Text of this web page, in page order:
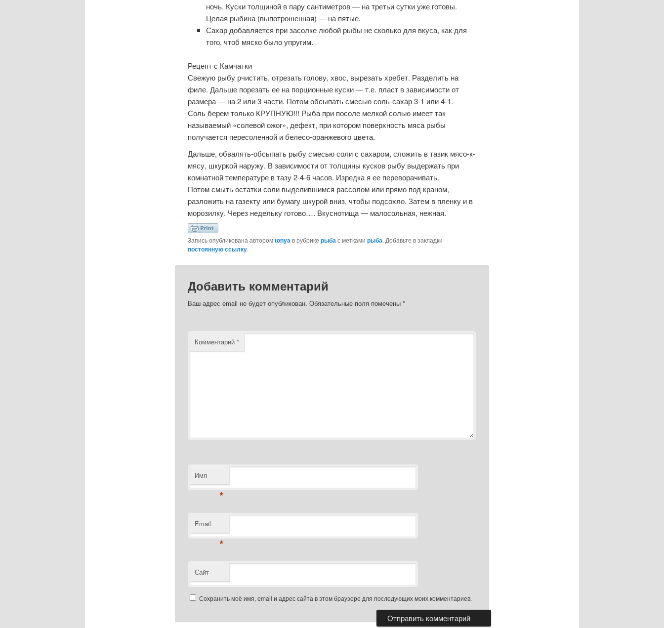
ночь. Куски толщиной в пару сантиметров — на третьи сутки уже готовы.
Целая рыбина (выпотрошенная) — на пятые.
Сахар добавляется при засолке любой рыбы не сколько для вкуса, как для
того, чтоб мяско было упругим.
Рецепт с Камчатки
Свежую рыбу рчистить, отрезать голову, хвос, вырезать хребет. Разделить на
филе. Дальше порезать ее на порционные куски — т.е. пласт в зависимости от
размера — на 2 или 3 части. Потом обсыпать смесью соль-сахар 3-1 или 4-1.
Соль берем только КРУПНУЮ!!! Рыба при посоле мелкой солью имеет так
называемый «солевой ожог», дефект, при котором поверхность мяса рыбы
получается пересоленной и белесо-оранжевого цвета.
Дальше, обвалять-обсыпать рыбу смесью соли с сахаром, сложить в тазик мясо-к-
мясу, шкуркой наружу. В зависимости от толщины кусков рыбу выдержать при
комнатной температуре в тазу 2-4-6 часов. Изредка я ее переворачивать.
Потом смыть остатки соли выделившимся рассолом или прямо под краном,
разложить на газекту или бумагу шкурой вниз, чтобы подсохло. Затем в пленку и в
морозилку. Через недельку готово…. Вкуснотища — малосольная, нежная.
Запись опубликована авторомtonyaв рубрике рыбас метками рыба. Добавьте в закладки
постоянную ссылку.
Добавить комментарий
Ваш адрес email не будет опубликован. Обязательные поля помечены *
Комментарий *
Имя
*
Email
*
Сайт
Сохранить моё имя, email и адрес сайта в этом браузере для последующих моих комментариев.